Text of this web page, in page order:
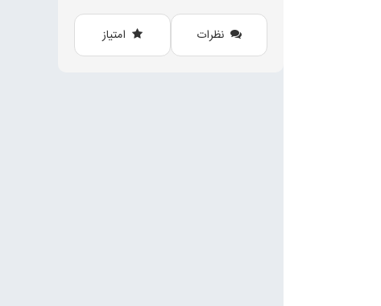
نظرات امتیاز